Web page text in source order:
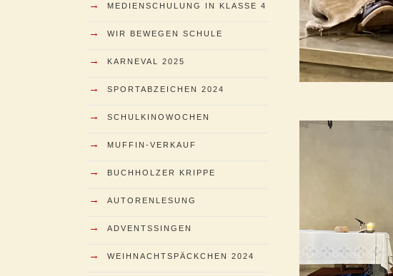
→ MEDIENSCHULUNG IN KLASSE 4
→ WIR BEWEGEN SCHULE
→ KARNEVAL 2025
→ SPORTABZEICHEN 2024
→ SCHULKINOWOCHEN
→ MUFFIN-VERKAUF
→ BUCHHOLZER KRIPPE
→ AUTORENLESUNG
→ ADVENTSSINGEN
→ WEIHNACHTSPÄCKCHEN 2024